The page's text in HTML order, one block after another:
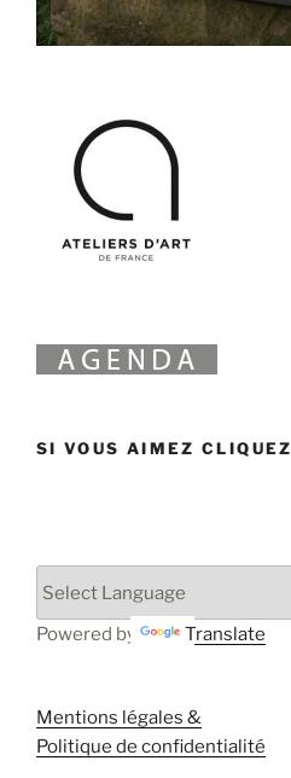
SI VOUS AIMEZ CLIQUEZ
Powered by Translate
Mentions légales &
Politique de confidentialité